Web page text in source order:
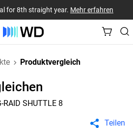
for 8th straight year. Mehr erfahren
Produktvergleich
RAID SHUTTLE 8
Teilen